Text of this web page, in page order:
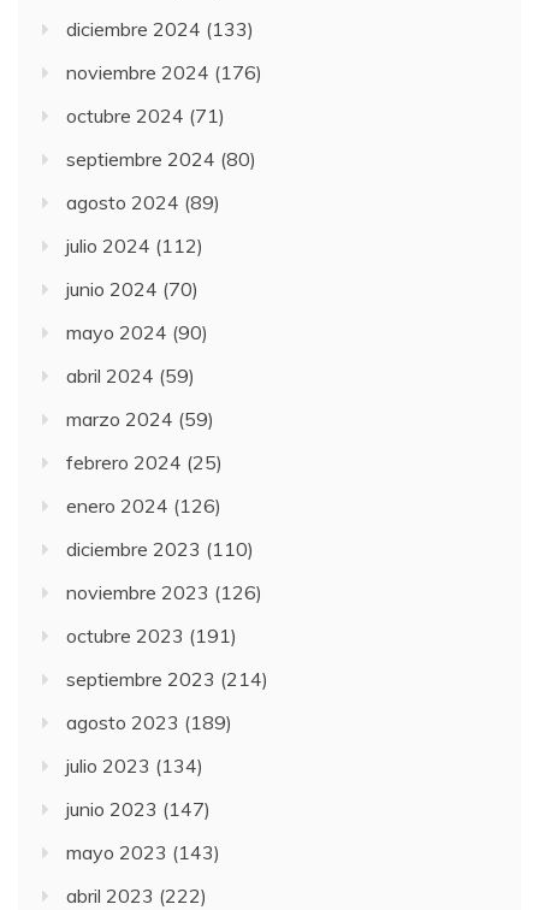
diciembre 2024 (133)
noviembre 2024 (176)
octubre 2024 (71)
septiembre 2024 (80)
agosto 2024 (89)
julio 2024 (112)
junio 2024 (70)
mayo 2024 (90)
abril 2024 (59)
marzo 2024 (59)
febrero 2024 (25)
enero 2024 (126)
diciembre 2023 (110)
noviembre 2023 (126)
octubre 2023 (191)
septiembre 2023 (214)
agosto 2023 (189)
julio 2023 (134)
junio 2023 (147)
mayo 2023 (143)
abril 2023 (222)